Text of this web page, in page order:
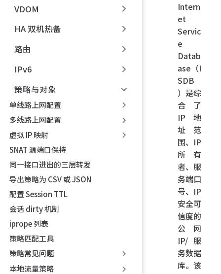
VDOM
HA 双机热备
路由
IPv6
策略与对象
单线路上网配置
多线路上网配置
虚拟 IP 映射
SNAT 源端口保持
同一接口进出的三层转发
导出策略为 CSV 或 JSON
配置 Session TTL
会话 dirty 机制
iprope 列表
策略匹配工具
策略常见问题
本地流量策略
Intern
et
Servic
e
Datab
ase（I
SDB
）是综
合了
IP 地
址范
围、IP
所有
者、服
务端口
号、IP
安全可
信度的
公网
IP/服
务数据
库。该